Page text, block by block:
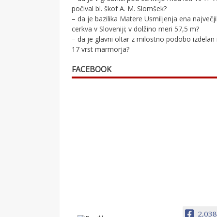
počival bl. škof A. M. Slomšek?
– da je bazilika Matere Usmiljenja ena
cerkva v Sloveniji; v dolžino meri 57,5 m?
– da je glavni oltar z milostno podobo izdelan
17 vrst marmorja?
FACEBOOK
2,038